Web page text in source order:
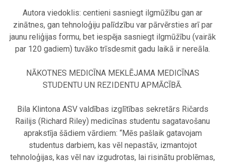
Autora viedoklis: centieni sasniegt ilgmūžību gan ar
zinātnes, gan tehnoloģiju palīdzību var pārvērsties arī par
jaunu reliģijas formu, bet iespēja sasniegt ilgmūžību (vairāk
par 120 gadiem) tuvāko trīsdesmit gadu laikā ir nereāla.
NĀKOTNES MEDICĪNA MEKLĒJAMA MEDICĪNAS
STUDENTU UN REZIDENTU APMĀCĪBĀ.
Bila Klintona ASV valdības izglītības sekretārs Ričards
Railijs (Richard Riley) medicīnas studentu sagatavošanu
aprakstīja šādiem vārdiem: “Mēs pašlaik gatavojam
studentus darbiem, kas vēl nepastāv, izmantojot
tehnoloģijas, kas vēl nav izgudrotas, lai risinātu problēmas,